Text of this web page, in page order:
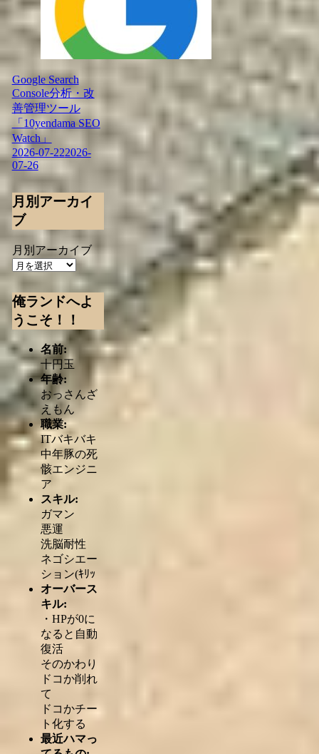
Google Search
Console分析・改
善管理ツール
「10yendama SEO
Watch」
2026-07-222026-
07-26
月別アーカイ
ブ
月別アーカイブ
俺ランドへよ
うこそ！！
名前:
十円玉
年齢:
おっさんざ
えもん
職業:
ITバキバキ
中年豚の死
骸エンジニ
ア
スキル:
ガマン
悪運
洗脳耐性
ネゴシエー
ション(ｷﾘｯ
オーバース
キル:
・HPが0に
なると自動
復活
そのかわり
ドコか削れ
て
ドコかチー
ト化する
最近ハマっ